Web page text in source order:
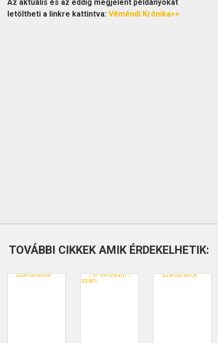
Az aktuális és az eddig megjelent példányokat
letöltheti a linkre kattintva: Véméndi Krónika>>
TOVÁBBI CIKKEK AMIK ÉRDEKELHETIK: